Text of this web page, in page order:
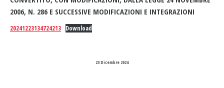
2006, N. 286 E SUCCESSIVE MODIFICAZIONI E INTEGRAZIONI
20241223134724213 Download
23 Dicembre 2024